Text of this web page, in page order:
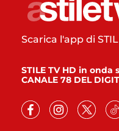
Scarica l'app di
STILE TV HD in onda
CANALE 78 DEL